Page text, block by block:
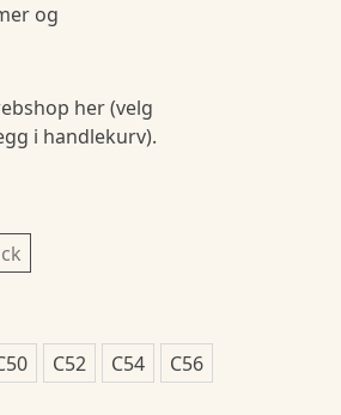
og
her (velg
i handlekurv).
C52 C54
C56